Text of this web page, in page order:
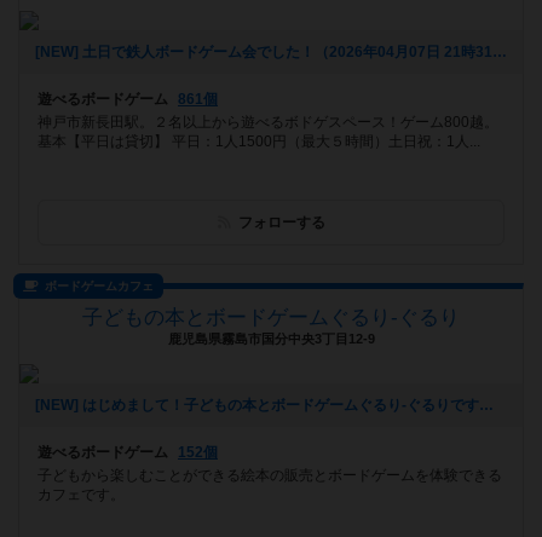
[NEW] 土日で鉄人ボードゲーム会でした！（2026年04月07日 21時31分）
遊べるボードゲーム
861個
神戸市新長田駅。２名以上から遊べるボドゲスペース！ゲーム800越。
基本【平日は貸切】 平日：1人1500円（最大５時間）土日祝：1人...
フォローする
ボードゲームカフェ
子どもの本とボードゲームぐるり-ぐるり
鹿児島県霧島市国分中央3丁目12-9
[NEW] はじめまして！子どもの本とボードゲームぐるり-ぐるりです（2025年10月22日 23時46分）
遊べるボードゲーム
152個
子どもから楽しむことができる絵本の販売とボードゲームを体験できる
カフェです。